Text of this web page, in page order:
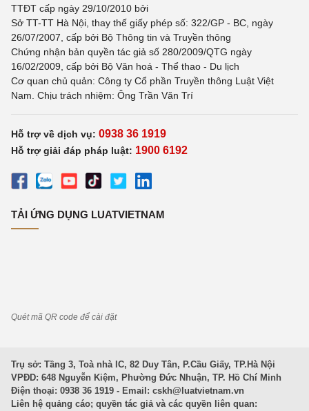
TTĐT cấp ngày 29/10/2010 bởi
Sở TT-TT Hà Nội, thay thế giấy phép số: 322/GP - BC, ngày
26/07/2007, cấp bởi Bộ Thông tin và Truyền thông
Chứng nhận bản quyền tác giả số 280/2009/QTG ngày
16/02/2009, cấp bởi Bộ Văn hoá - Thể thao - Du lịch
Cơ quan chủ quản: Công ty Cổ phần Truyền thông Luật Việt
Nam. Chịu trách nhiệm: Ông Trần Văn Trí
Hỗ trợ về dịch vụ: 0938 36 1919
Hỗ trợ giải đáp pháp luật: 1900 6192
TẢI ỨNG DỤNG LUATVIETNAM
Quét mã QR code để cài đặt
Trụ sở: Tầng 3, Toà nhà IC, 82 Duy Tân, P.Cầu Giấy, TP.Hà Nội
VPĐD: 648 Nguyễn Kiệm, Phường Đức Nhuận, TP. Hồ Chí Minh
Điện thoại: 0938 36 1919 - Email: cskh@luatvietnam.vn
Liên hệ quảng cáo; quyền tác giả và các quyền liên quan: